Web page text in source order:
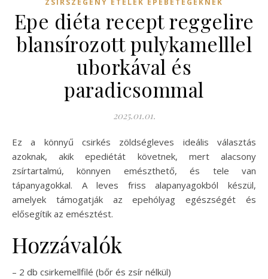
ZSÍRSZEGÉNY ÉTELEK EPEBETEGEKNEK
Epe diéta recept reggelire
blansírozott pulykamelllel
uborkával és
paradicsommal
2025.01.01.
Ez a könnyű csirkés zöldségleves ideális választás
azoknak, akik epediétát követnek, mert alacsony
zsírtartalmú, könnyen emészthető, és tele van
tápanyagokkal. A leves friss alapanyagokból készül,
amelyek támogatják az epehólyag egészségét és
elősegítik az emésztést.
Hozzávalók
– 2 db csirkemellfilé (bőr és zsír nélkül)